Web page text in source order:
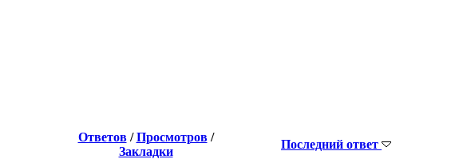
Ответов/Просмотров/
Закладки
Последний ответ